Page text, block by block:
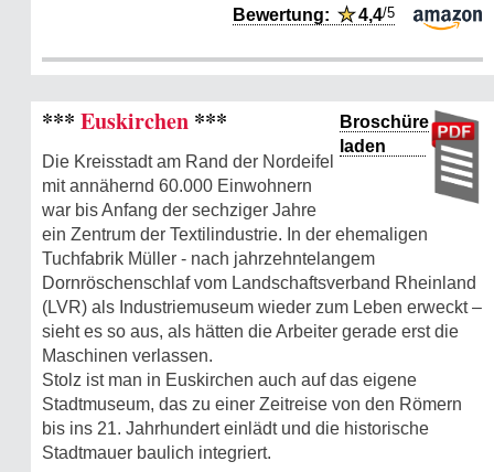
Bewertung:★4,4/5
Broschüre
laden
*** Euskirchen ***
Die Kreisstadt am Rand der Nordeifel
mit annähernd 60.000 Einwohnern
war bis Anfang der sechziger Jahre
ein Zentrum der Textilindustrie. In der ehemaligen
Tuchfabrik Müller - nach jahrzehntelangem
Dornröschenschlaf vom Landschaftsverband Rheinland
(LVR) als Industriemuseum wieder zum Leben erweckt –
sieht es so aus, als hätten die Arbeiter gerade erst die
Maschinen verlassen.
Stolz ist man in Euskirchen auch auf das eigene
Stadtmuseum, das zu einer Zeitreise von den Römern
bis ins 21. Jahrhundert einlädt und die historische
Stadtmauer baulich integriert.